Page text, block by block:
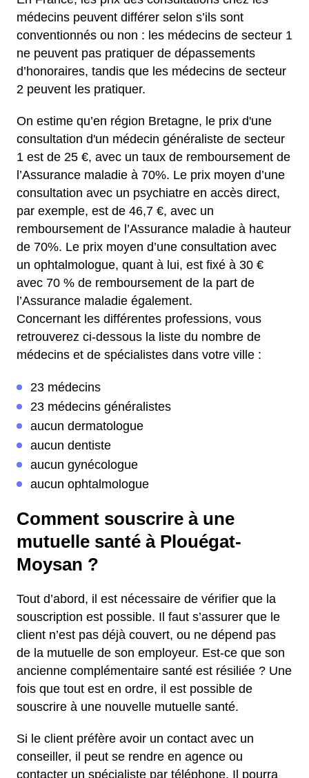
médecins peuvent différer selon s’ils sont
conventionnés ou non : les médecins de secteur 1
ne peuvent pas pratiquer de dépassements
d’honoraires, tandis que les médecins de secteur
2 peuvent les pratiquer.
On estime qu’en région Bretagne, le prix d'une
consultation d'un médecin généraliste de secteur
1 est de 25 €, avec un taux de remboursement de
l’Assurance maladie à 70%. Le prix moyen d’une
consultation avec un psychiatre en accès direct,
par exemple, est de 46,7 €, avec un
remboursement de l’Assurance maladie à hauteur
de 70%. Le prix moyen d’une consultation avec
un ophtalmologue, quant à lui, est fixé à 30 €
avec 70 % de remboursement de la part de
l’Assurance maladie également.
Concernant les différentes professions, vous
retrouverez ci-dessous la liste du nombre de
médecins et de spécialistes dans votre ville :
23 médecins
23 médecins généralistes
aucun dermatologue
aucun dentiste
aucun gynécologue
aucun ophtalmologue
Comment souscrire à une
mutuelle santé à Plouégat-
Moysan ?
Tout d’abord, il est nécessaire de vérifier que la
souscription est possible. Il faut s’assurer que le
client n’est pas déjà couvert, ou ne dépend pas
de la mutuelle de son employeur. Est-ce que son
ancienne complémentaire santé est résiliée ? Une
fois que tout est en ordre, il est possible de
souscrire à une nouvelle mutuelle santé.
Si le client préfère avoir un contact avec un
conseiller, il peut se rendre en agence ou
contacter un spécialiste par téléphone. Il pourra